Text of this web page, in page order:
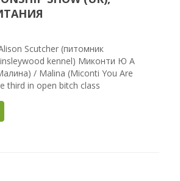
Scutcher (питомник
kennel) Миконти Ю А
/ Malina (Miconti You Are
third in open bitch class